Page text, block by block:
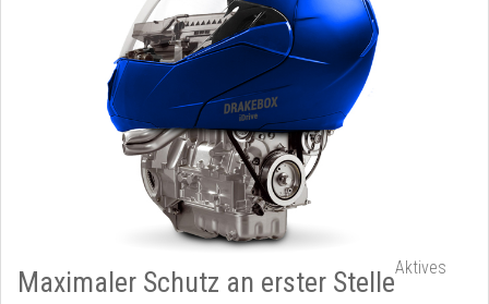
Maximaler Schutz an erster StelleAktives